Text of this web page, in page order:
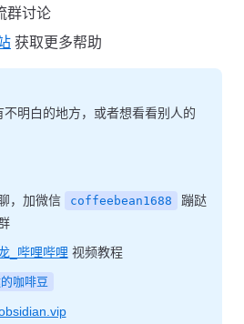
群讨论
获取更多帮助
明白的地方，或者想看看别人的
，加微信
coffeebean1688
蹦跶
_哔哩哔哩 视频教程
咖啡豆